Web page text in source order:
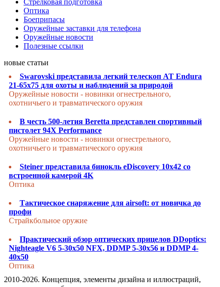
Оптика
Боеприпасы
Оружейные заставки для телефона
Оружейные новости
Полезные ссылки
новые статьи
Swarovski представила легкий телескоп AT Endura
21-65x75 для охоты и наблюдений за природой
Оружейные новости - новинки огнестрельного,
охотничьего и травматического оружия
В честь 500-летия Beretta представлен спортивный
пистолет 94X Performance
Оружейные новости - новинки огнестрельного,
охотничьего и травматического оружия
Steiner представила бинокль eDiscovery 10x42 со
встроенной камерой 4K
Оптика
Тактическое снаряжение для airsoft: от новичка до
профи
Страйкбольное оружие
Практический обзор оптических прицелов DDoptics:
Nighteagle V6 5-30x50 NFX, DDMP 5-30x56 и DDMP 4-
40x50
Оптика
2010-2026. Концепция, элементы дизайна и иллюстраций,